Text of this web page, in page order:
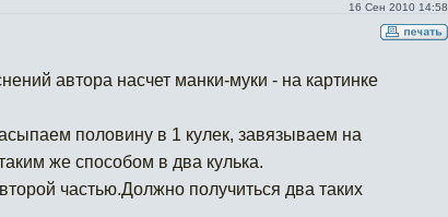
16 Сен 2010 14:58
автора насчет манки-муки - на картинке
половину в 1 кулек, завязываем на
же способом в два кулька.
частью.Должно получиться два таких